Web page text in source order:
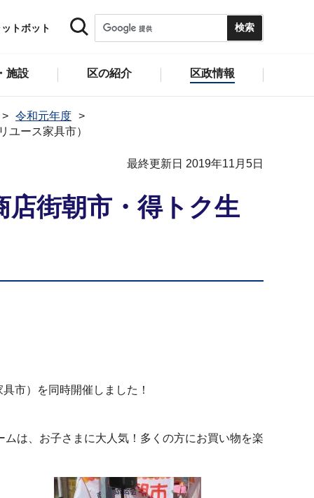
トボット
施設 区の紹介 区政情報
令和元年度
ユース家具市）
最終更新日 2019年11月5日
街朝市・得トク生
市）を同時開催しました！
は、お子さまに大人気！多くの方にお買い物を楽